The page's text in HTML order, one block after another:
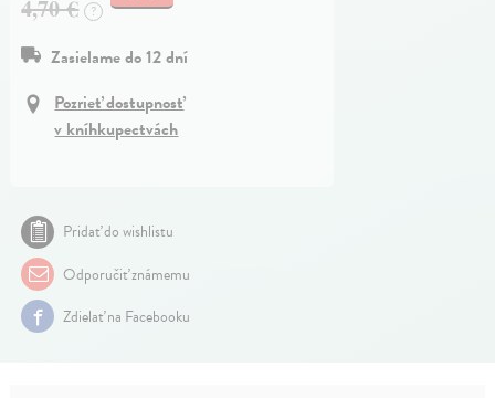
4,70 €
?
Zasielame do 12 dní
Pozrieť dostupnosť
v kníhkupectvách
Pridať do wishlistu
Odporučiť známemu
Zdielať na Facebooku